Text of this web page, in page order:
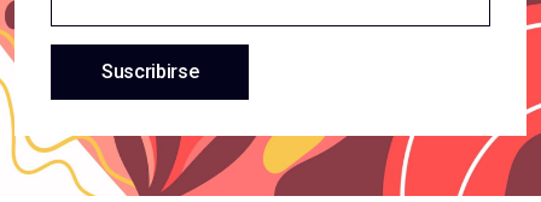
Suscribirse